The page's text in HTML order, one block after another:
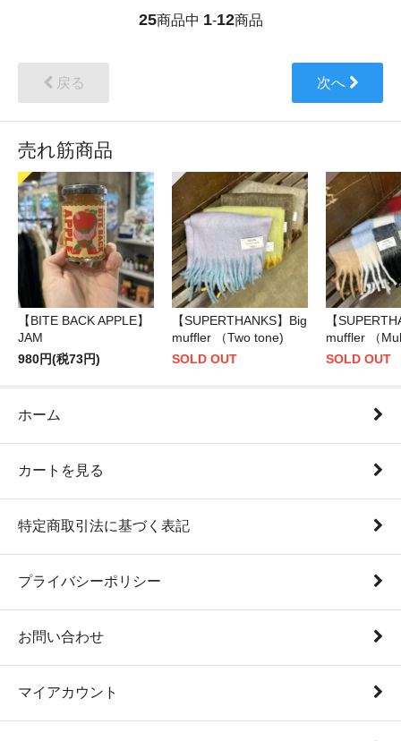
25商品中 1-12商品
戻る 次へ
売れ筋商品
【BITE BACK APPLE】
JAM
980円(税73円)
【SUPERTHANKS】Big
muffler （Two tone)
SOLD OUT
【
muffler （
SOLD OUT
ホーム
カートを見る
特定商取引法に基づく表記
プライバシーポリシー
お問い合わせ
マイアカウント